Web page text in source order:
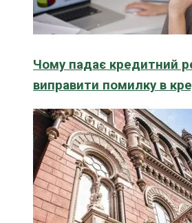
Чому падає кредитний
виправити помилку в